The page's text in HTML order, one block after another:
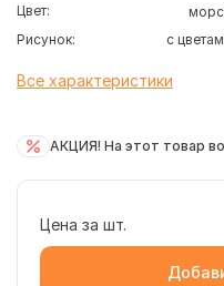
Цвет:
Рисунок:
с
Все характеристики
АКЦИЯ! На этот товар
Цена за шт.